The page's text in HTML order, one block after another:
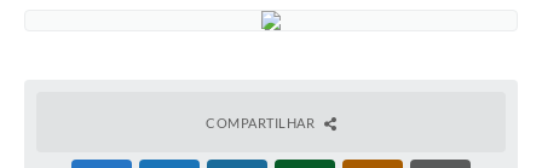
COMPARTILHAR